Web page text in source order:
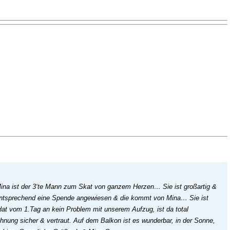
ist der 3‘te Mann zum Skat von ganzem Herzen… Sie ist großartig &
eine Spende angewiesen & die kommt von Mina… Sie ist
vom 1.Tag an kein Problem mit unserem Aufzug, ist da total
sicher & vertraut. Auf dem Balkon ist es wunderbar, in der Sonne,